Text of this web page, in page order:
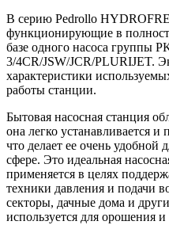
В серию Pedrollo
функционирующие в
базе одного насоса группы
3/4CR/JSW/JCR/PLURIJET.
характеристики
работы станции.
Бытовая насосная станция
она легко устанавливается и
что делает ее очень удобной
сфере. Это идеальная
применяется в целях
техники давления и подачи
секторы, дачные дома и
используется для орошения